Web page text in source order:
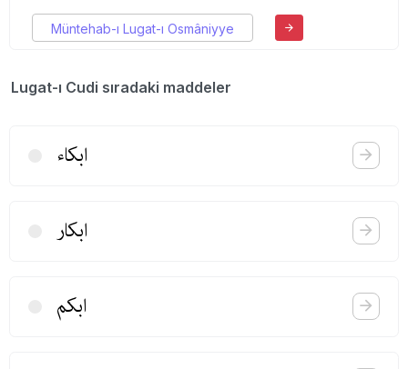
Müntehab-ı Lugat-ı Osmâniyye
Lugat-ı Cudi sıradaki maddeler
ابكاء
ابكار
ابكم